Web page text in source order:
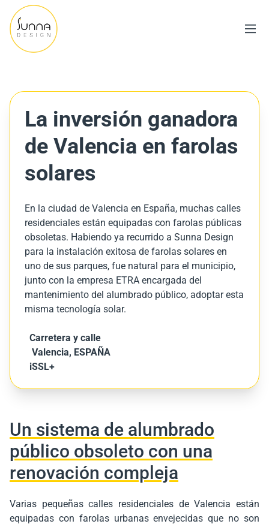
La inversión ganadora
de Valencia en farolas
solares
En la ciudad de Valencia en España, muchas calles
residenciales están equipadas con farolas públicas
obsoletas. Habiendo ya recurrido a Sunna Design
para la instalación exitosa de farolas solares en
uno de sus parques, fue natural para el municipio,
junto con la empresa ETRA encargada del
mantenimiento del alumbrado público, adoptar esta
misma tecnología solar.
Carretera y calle
Valencia, ESPAÑA
iSSL+
Un sistema de alumbrado
público obsoleto con una
renovación compleja
Varias pequeñas calles residenciales de Valencia están
equipadas con farolas urbanas envejecidas que no son